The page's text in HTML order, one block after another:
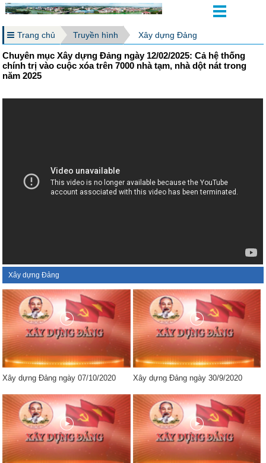
Trang chủ Truyền hình Xây dựng Đảng
Chuyên mục Xây dựng Đảng ngày 12/02/2025: Cả hệ thống
chính trị vào cuộc xóa trên 7000 nhà tạm, nhà dột nát trong
năm 2025
Xây dựng Đảng
Xây dựng Đảng ngày 07/10/2020 Xây dựng Đảng ngày 30/9/2020